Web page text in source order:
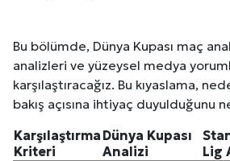
Bu bölümde, Dünya Kupası maç
analizleri ve yüzeysel medya
karşılaştıracağız. Bu kıyaslama,
bakış açısına ihtiyaç duyulduğunu
Karşılaştırma
Kriteri
Dünya Kupası
Analizi
Lig